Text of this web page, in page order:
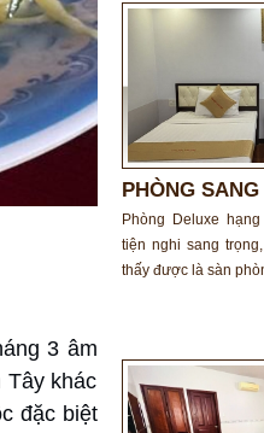
3 âm
Tây khác
đặc biệt
PHÒNG
ĐƠN
Phòng Deluxe
tiện nghi sang
thấy được là sàn